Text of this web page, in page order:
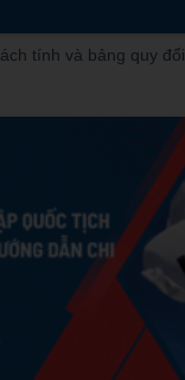
tính và bảng quy